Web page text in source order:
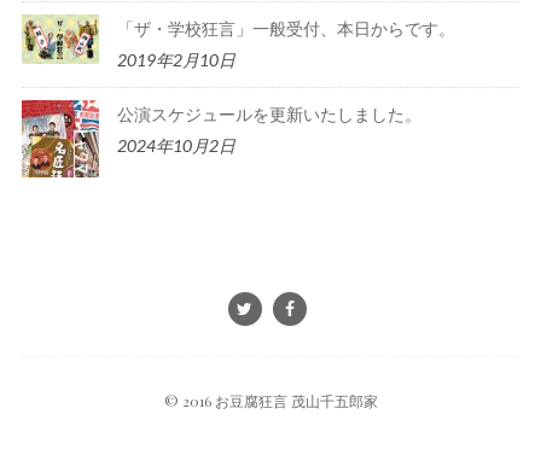
「ザ・学校狂言」一般受付、本日からです。
2019年2月10日
公演スケジュールを更新いたしました。
2024年10月2日
© 2016 お豆腐狂言 茂山千五郎家